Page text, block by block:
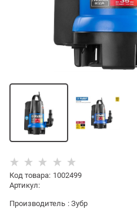
Код товара: 1002499
Артикул:
Производитель : Зубр